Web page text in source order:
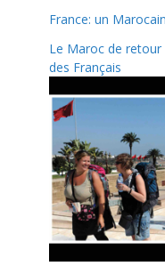
France: un
Le Maroc de
des Français